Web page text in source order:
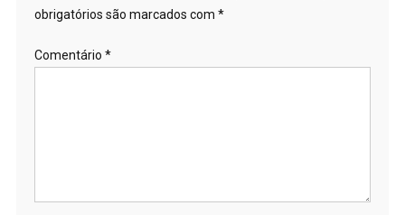
obrigatórios são marcados com *
Comentário *